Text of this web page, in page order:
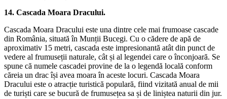
14. Cascada Moara Dracului.
Cascada Moara Dracului este una dintre cele mai frumoase cascade
din România, situată în Munții Bucegi. Cu o cădere de apă de
aproximativ 15 metri, cascada este impresionantă atât din punct de
vedere al frumuseții naturale, cât și al legendei care o înconjoară. Se
spune că numele cascadei provine de la o legendă locală conform
căreia un drac își avea moara în aceste locuri. Cascada Moara
Dracului este o atracție turistică populară, fiind vizitată anual de mii
de turiști care se bucură de frumusețea sa și de liniștea naturii din jur.